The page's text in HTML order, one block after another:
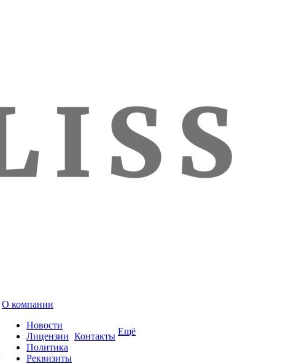
О компании
Новости
Лицензии
Политика
Реквизиты
Контакты Ещё